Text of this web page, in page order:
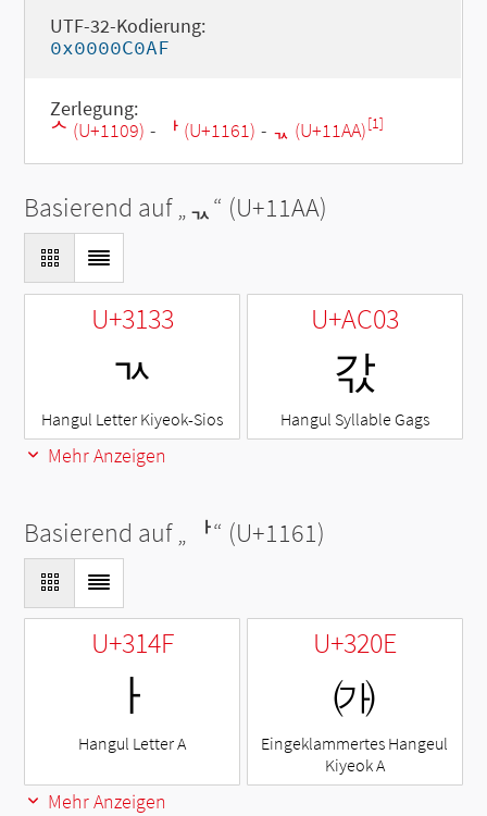
UTF-32-Kodierung:
0x0000C0AF
Zerlegung:
ᄉ (U+1109) - ᅡ (U+1161) - ᆪ (U+11AA)[1]
Basierend auf „ᆪ“ (U+11AA)
U+3133
ㄳ
Hangul Letter Kiyeok-Sios
U+AC03
갃
Hangul Syllable Gags
Mehr Anzeigen
Basierend auf „ ᅡ“ (U+1161)
U+314F
ㅏ
Hangul Letter A
U+320E
㈎
Eingeklammertes Hangeul
Kiyeok A
Mehr Anzeigen